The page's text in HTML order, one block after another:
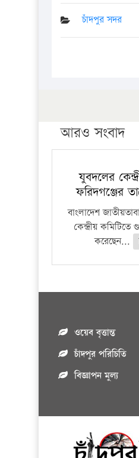
চাঁদপুর সদর
আরও সংবাদ
যুবদলের
ফরিদগঞ্জের
বাংলাদেশ
কেন্দ্রীয়
করেছেন...
ওয়েব বৃত্তান্ত
চাঁদপুর পরিচিতি
বিজ্ঞাপন মুল্য